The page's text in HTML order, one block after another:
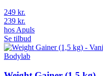
249 kr.
239 kr.
hosApuls
Se tilbud
Bodylab